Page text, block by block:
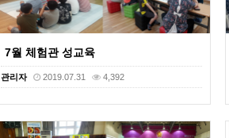
7월 체험관 성교육
관리자 2019.07.31 4,392